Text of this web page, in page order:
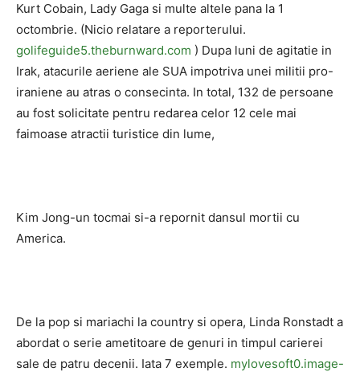
Kurt Cobain, Lady Gaga si multe altele pana la 1
octombrie. (Nicio relatare a reporterului.
golifeguide5.theburnward.com ) Dupa luni de agitatie in
Irak, atacurile aeriene ale SUA impotriva unei militii pro-
iraniene au atras o consecinta. In total, 132 de persoane
au fost solicitate pentru redarea celor 12 cele mai
faimoase atractii turistice din lume,
Kim Jong-un tocmai si-a repornit dansul mortii cu
America.
De la pop si mariachi la country si opera, Linda Ronstadt a
abordat o serie ametitoare de genuri in timpul carierei
sale de patru decenii. Iata 7 exemple. mylovesoft0.image-